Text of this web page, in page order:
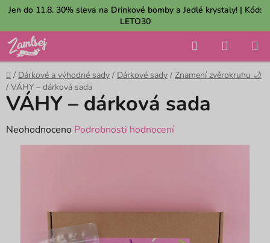
Přejít
obsah
Jen do 11.8. 30% sleva na Drinkové bomby a Jedlé krystaly! | Kód:
LETO30
Hledat
KOŠÍK
Domů
/ Dárkové a výhodné sady / Dárkové sady / Znamení zvěrokruhu 🌙
/ VÁHY – dárková sada
VÁHY – dárková sada
Průměrné
hodnocení
Neohodnoceno Podrobnosti hodnocení